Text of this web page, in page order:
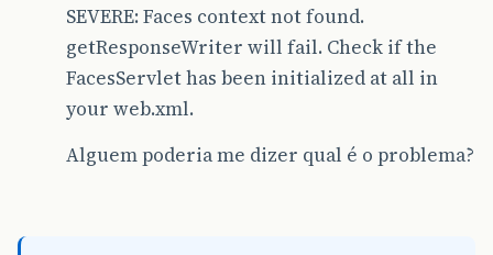
SEVERE: Faces context not found.
getResponseWriter will fail. Check if the
FacesServlet has been initialized at all in
your web.xml.
Alguem poderia me dizer qual é o problema?